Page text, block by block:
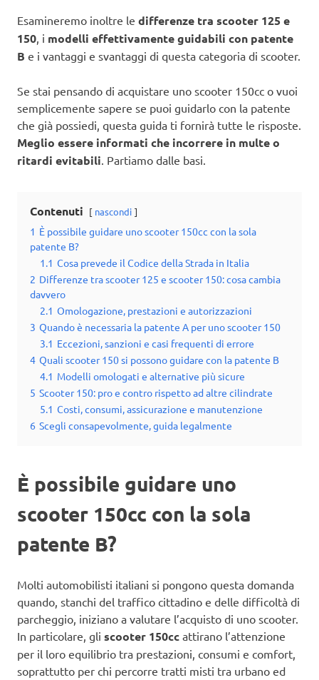
Esamineremo inoltre le differenze tra scooter 125 e
150, i modelli effettivamente guidabili con patente
B e i vantaggi e svantaggi di questa categoria di scooter.
Se stai pensando di acquistare uno scooter 150cc o vuoi
semplicemente sapere se puoi guidarlo con la patente
che già possiedi, questa guida ti fornirà tutte le risposte.
Meglio essere informati che incorrere in multe o
ritardi evitabili. Partiamo dalle basi.
Contenuti nascondi
1 È possibile guidare uno scooter 150cc con la sola
patente B?
1.1 Cosa prevede il Codice della Strada in Italia
2 Differenze tra scooter 125 e scooter 150: cosa cambia
davvero
2.1 Omologazione, prestazioni e autorizzazioni
3 Quando è necessaria la patente A per uno scooter 150
3.1 Eccezioni, sanzioni e casi frequenti di errore
4 Quali scooter 150 si possono guidare con la patente B
4.1 Modelli omologati e alternative più sicure
5 Scooter 150: pro e contro rispetto ad altre cilindrate
5.1 Costi, consumi, assicurazione e manutenzione
6 Scegli consapevolmente, guida legalmente
È possibile guidare uno
scooter 150cc con la sola
patente B?
Molti automobilisti italiani si pongono questa domanda
quando, stanchi del traffico cittadino e delle difficoltà di
parcheggio, iniziano a valutare l’acquisto di uno scooter.
In particolare, gli scooter 150cc attirano l’attenzione
per il loro equilibrio tra prestazioni, consumi e comfort,
soprattutto per chi percorre tratti misti tra urbano ed